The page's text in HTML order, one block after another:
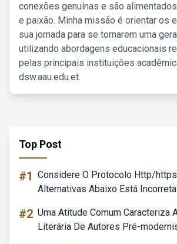
conexões genuínas e são
e paixão. Minha missão é orientar os
sua jornada para se tornarem uma
utilizando abordagens educacionais
pelas principais instituições
dsw.aau.edu.et.
Top Post
#1 Considere O Protocolo Http/
Alternativas Abaixo Está Incorreta
#2 Uma Atitude Comum Caracteriza
Literária De Autores Pré-